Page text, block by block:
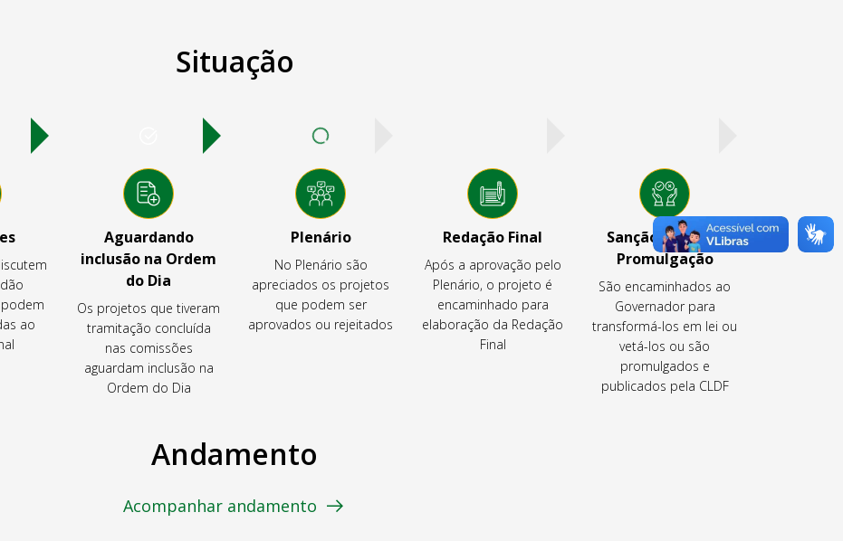
Situação
ao
Aguardando
inclusão na Ordem
do Dia
Os projetos que tiveram
tramitação concluída
nas comissões
aguardam inclusão na
Ordem do Dia
Plenário
No Plenário são
apreciados os projetos
que podem ser
aprovados ou rejeitados
Redação Final
Após a aprovação pelo
Plenário, o projeto é
encaminhado para
elaboração da Redação
Final
Sanção, Veto ou
Promulgação
São encaminhados ao
Governador para
transformá-los em lei ou
vetá-los ou são
promulgados e
publicados pela CLDF
Andamento
Acompanhar andamento